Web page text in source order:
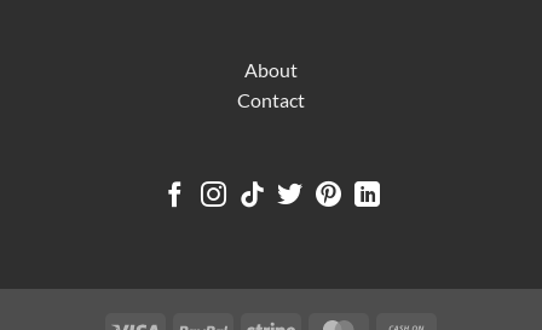
About
Contact